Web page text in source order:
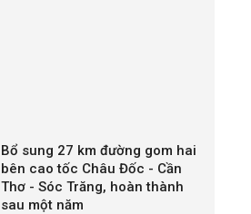
Bổ sung 27 km đường gom hai
bên cao tốc Châu Đốc - Cần
Thơ - Sóc Trăng, hoàn thành
sau một năm